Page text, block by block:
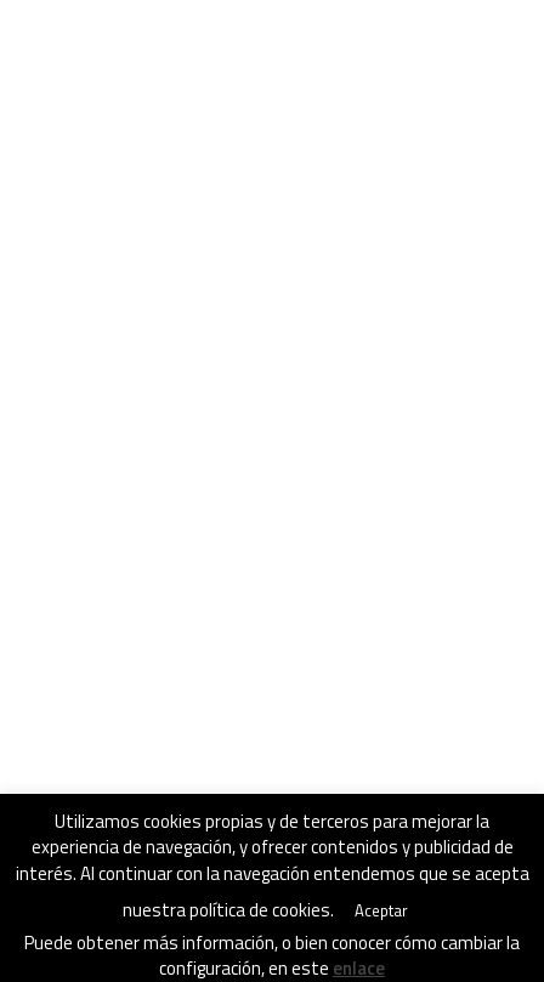
Utilizamos cookies propias y de terceros para mejorar la
experiencia de navegación, y ofrecer contenidos y publicidad de
interés. Al continuar con la navegación entendemos que se acepta
nuestra política de cookies.
Aceptar
Puede obtener más información, o bien conocer cómo cambiar la
configuración, en este enlace